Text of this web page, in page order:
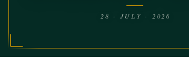
28 · JULY · 2026